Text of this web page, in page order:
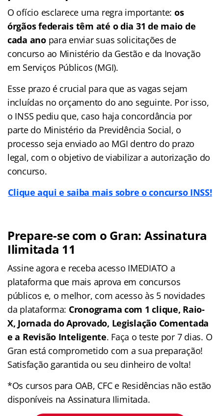
O ofício esclarece uma regra importante: os
órgãos federais têm até o dia 31 de maio de
cada anopara enviar suas solicitações de
concurso ao Ministério da Gestão e da Inovação
em Serviços Públicos (MGI).
Esse prazo é crucial para que as vagas sejam
incluídas no orçamento do ano seguinte. Por isso,
o INSS pediu que, caso haja concordância por
parte do Ministério da Previdência Social, o
processo seja enviado ao MGI dentro do prazo
legal, com o objetivo de viabilizar a autorização do
concurso.
Clique aqui e saiba mais sobre o concurso INSS!
Prepare-se com o Gran: Assinatura
Ilimitada 11
Assine agora e receba acesso IMEDIATO a
plataforma que mais aprova em concursos
públicos e, o melhor, com acesso às 5 novidades
da plataforma: Cronograma com 1 clique, Raio-
X, Jornada do Aprovado, Legislação Comentada
e a Revisão Inteligente. Faça o teste por 7 dias. O
Gran está comprometido com a sua preparação!
Satisfação garantida ou seu dinheiro de volta!
*Os cursos para OAB, CFC e Residências não estão
disponíveis na Assinatura Ilimitada.